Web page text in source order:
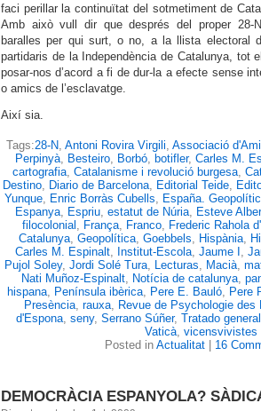
faci perillar la continuïtat del sotmetiment de
Amb això vull dir que després del proper 28-
baralles per qui surt, o no, a la llista electoral
partidaris de la Independència de Catalunya, tot
posar-nos d’acord a fi de dur-la a efecte sense
o amics de l’esclavatge.
Així sia.
Tags:28-N, Antoni Rovira Virgili, Associació
Perpinyà, Besteiro, Borbó, botifler, Carles M.
cartografia, Catalanisme i revolució burgesa,
Destino, Diario de Barcelona, Editorial Teide,
Yunque, Enric Borràs Cubells, España.
Espanya, Espriu, estatut de Núria, Esteve
filocolonial , França, Franco, Frederic Rahola
Catalunya, Geopolítica, Goebbels, Hispània,
Carles M. Espinalt, Institut-Escola, Jaume I ,
Pujol Soley, Jordi Solé Tura, Lecturas, Macià,
Nati Muñoz-Espinalt, Notícia de catalunya,
hispana, Península ibèrica, Pere E. Bauló, Pere
Presència, rauxa, Revue de Psychologie des
d'Espona, seny, Serrano Súñer, Tratado
Vaticà, vicensvivistes
Posted in Actualitat 16
DEMOCRÀCIA ESPANYOLA?